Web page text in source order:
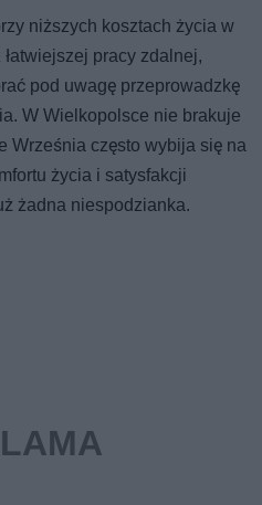
niższych kosztach życia w
pracy zdalnej,
pod uwagę przeprowadzkę
W Wielkopolsce nie brakuje
Września często wybija się na
życia i satysfakcji
żadna niespodzianka.